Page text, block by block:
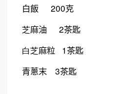
白飯 200克
芝麻油 2茶匙
白芝麻粒 1 茶匙
青蔥末 3茶匙